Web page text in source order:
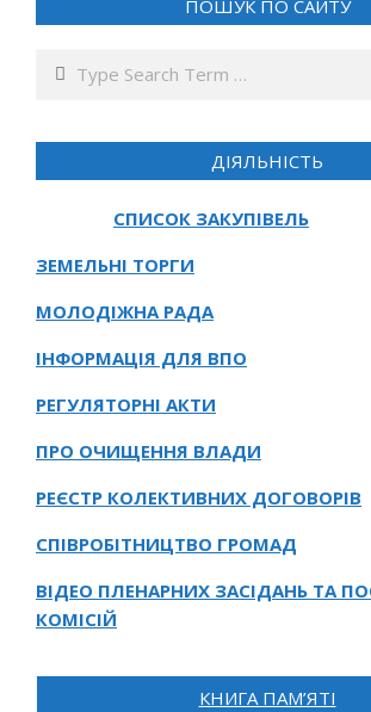
ПОШУК ПО САЙТУ
Search
ДІЯЛЬНІСТЬ
СПИСОК ЗАКУПІВЕЛЬ
ЗЕМЕЛЬНІ ТОРГИ
МОЛОДІЖНА РАДА
ІНФОРМАЦІЯ ДЛЯ ВПО
РЕГУЛЯТОРНІ АКТИ
ПРО ОЧИЩЕННЯ ВЛАДИ
РЕЄСТР КОЛЕКТИВНИХ ДОГОВОРІВ
СПІВРОБІТНИЦТВО ГРОМАД
ВІДЕО ПЛЕНАРНИХ ЗАСІДАНЬ ТА
КОМІСІЙ
КНИГА ПАМ’ЯТІ